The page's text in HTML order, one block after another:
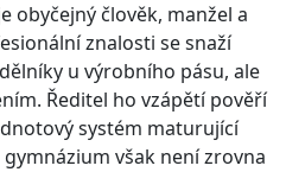
obyčejný člověk, manžel a
znalosti se snaží
u výrobního pásu, ale
Ředitel ho vzápětí pověří
systém maturující
však není zrovna